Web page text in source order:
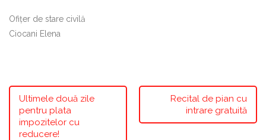
Ofiţer de stare civilă
Ciocani Elena
Ultimele două zile
pentru plata
impozitelor cu
reducere!
Recital de pian cu
intrare gratuită